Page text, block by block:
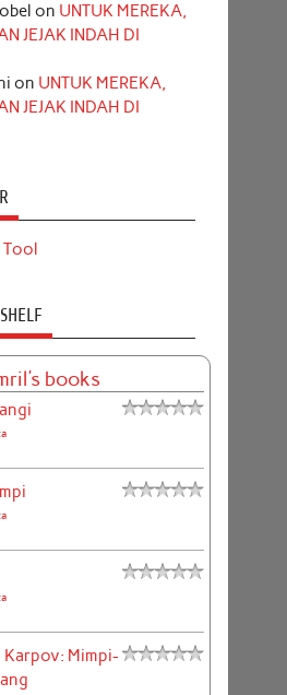
on UNTUK MEREKA,
JEJAK INDAH DI
on UNTUK MEREKA,
JEJAK INDAH DI
books
Karpov: Mimpi-